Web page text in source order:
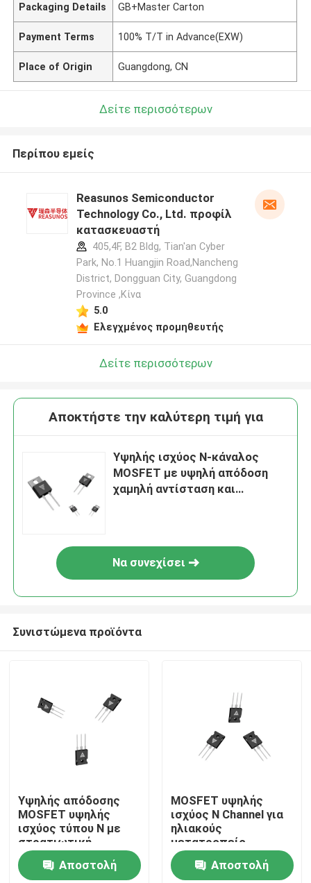
Προϊόντα
Σχετικά με εμάς
Packaging Details GB+Master Carton
Payment Terms 100% T/T in Advance(EXW)
Place of Origin Guangdong, CN
Δείτε περισσότερων
Περίπου εμείς
Reasunos Semiconductor
Technology Co., Ltd. προφίλ
κατασκευαστή
405,4F, B2 Bldg, Tian'an Cyber
Park, No.1 Huangjin Road,Nancheng
District, Dongguan City, Guangdong
Province ,Κίνα
5.0
Ελεγχμένος προμηθευτής
Δείτε περισσότερων
Αποκτήστε την καλύτερη τιμή για
Υψηλής ισχύος N-κάναλος
MOSFET με υψηλή απόδοση
χαμηλή αντίσταση και
Να συνεχίσει
Συνιστώμενα προϊόντα
Υψηλής απόδοσης
MOSFET υψηλής
ισχύος τύπου N με
στρατιωτική
παραγωγή για ισχυρή
μεταφορά ενέργειας
Αποστολή
MOSFET υψηλής
ισχύος N Channel για
ηλιακούς
μετατροπείς
Μετατροπείς
συνεχούς ρεύματος
Αποστολή